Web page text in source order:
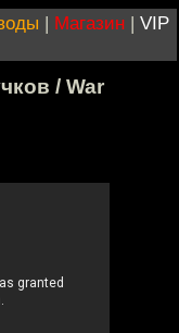
| Магазин | VIP
/ War